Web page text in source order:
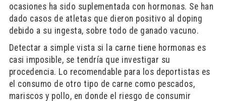
ocasiones ha sido suplementada con hormonas. Se han
dado casos de atletas que dieron positivo al doping
debido a su ingesta, sobre todo de ganado vacuno.
Detectar a simple vista si la carne tiene hormonas es
casi imposible, se tendría que investigar su
procedencia. Lo recomendable para los deportistas es
el consumo de otro tipo de carne como pescados,
mariscos y pollo, en donde el riesgo de consumir